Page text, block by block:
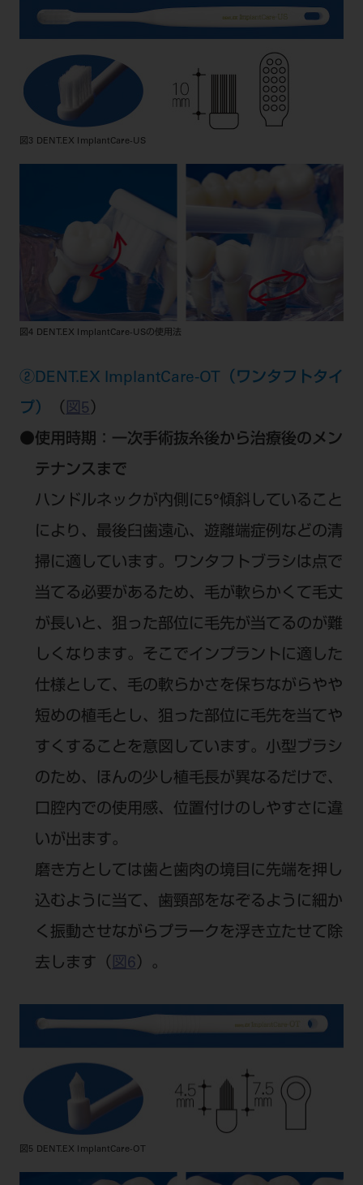
図3 DENT.EX ImplantCare-US
図4 DENT.EX ImplantCare-USの使用法
②DENT.EX ImplantCare-OT（ワンタフトタイ
プ）
（ 図5 ）
●使用時期：一次手術抜糸後から治療後のメン
テナンスまで
ハンドルネックが内側に5°傾斜していること
により、最後臼歯遠心、遊離端症例などの清
掃に適しています。ワンタフトブラシは点で
当てる必要があるため、毛が軟らかくて毛丈
が長いと、狙った部位に毛先が当てるのが難
しくなります。そこでインプラントに適した
仕様として、毛の軟らかさを保ちながらやや
短めの植毛とし、狙った部位に毛先を当てや
すくすることを意図しています。小型ブラシ
のため、ほんの少し植毛長が異なるだけで、
口腔内での使用感、位置付けのしやすさに違
いが出ます。
磨き方としては歯と歯肉の境目に先端を押し
込むように当て、歯頸部をなぞるように細か
く振動させながらプラークを浮き立たせて除
去します（ 図6 ）。
図5 DENT.EX ImplantCare-OT